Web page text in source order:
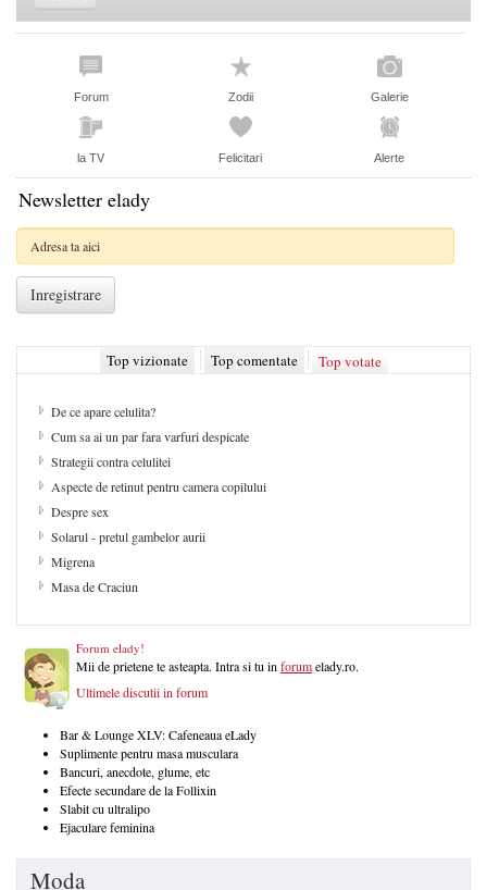
Forum Zodii Galerie
la TV Felicitari Alerte
Newsletter elady
Top vizionate Top comentate Top votate
De ce apare celulita?
Cum sa ai un par fara varfuri despicate
Strategii contra celulitei
Aspecte de retinut pentru camera copilului
Despre sex
Solarul - pretul gambelor aurii
Migrena
Masa de Craciun
Forum elady!
Mii de prietene te asteapta. Intra si tu in forumelady.ro.
Ultimele discutii in forum
Bar & Lounge XLV: Cafeneaua eLady
Suplimente pentru masa musculara
Bancuri, anecdote, glume, etc
Efecte secundare de la Follixin
Slabit cu ultralipo
Ejaculare feminina
Moda